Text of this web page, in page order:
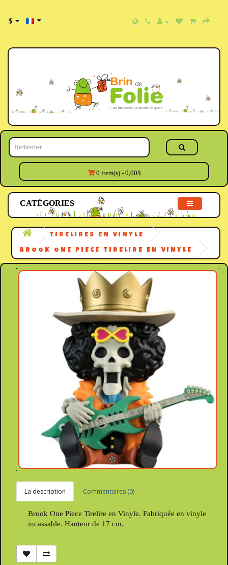
$
0 item(s) - 0,00$
CATÉGORIES
TIRELIRES EN VINYLE
BROOK ONE PIECE TIRELIRE EN VINYLE
La description Commentaires (0)
Brook One Piece Tirelire en Vinyle. Fabriquée en vinyle
incassable. Hauteur de 17 cm.